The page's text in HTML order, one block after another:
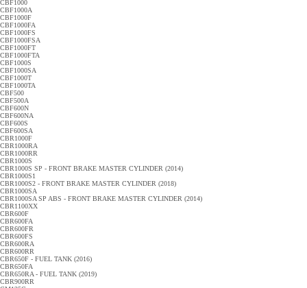
CBF1000
CBF1000A
CBF1000F
CBF1000FA
CBF1000FS
CBF1000FSA
CBF1000FT
CBF1000FTA
CBF1000S
CBF1000SA
CBF1000T
CBF1000TA
CBF500
CBF500A
CBF600N
CBF600NA
CBF600S
CBF600SA
CBR1000F
CBR1000RA
CBR1000RR
CBR1000S
CBR1000S SP - FRONT BRAKE MASTER CYLINDER (2014)
CBR1000S1
CBR1000S2 - FRONT BRAKE MASTER CYLINDER (2018)
CBR1000SA
CBR1000SA SP ABS - FRONT BRAKE MASTER CYLINDER (2014)
CBR1100XX
CBR600F
CBR600FA
CBR600FR
CBR600FS
CBR600RA
CBR600RR
CBR650F - FUEL TANK (2016)
CBR650FA
CBR650RA - FUEL TANK (2019)
CBR900RR